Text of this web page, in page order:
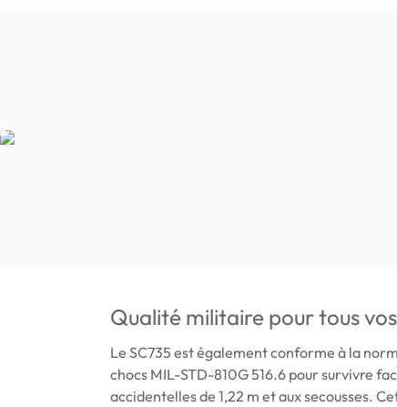
Qualité militaire pour tous
Le SC735 est également conforme à la
chocs MIL-STD-810G 516.6 pour survivre
accidentelles de 1,22 m et aux secousses.